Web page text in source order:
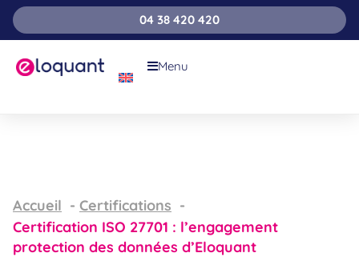
04 38 420 420
Menu
Accueil
Certifications
Certification ISO 27701 : l’engagement
protection des données d’Eloquant